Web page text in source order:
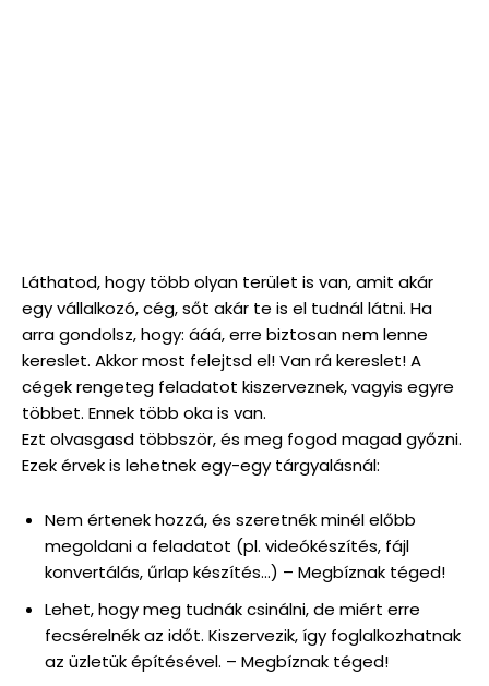
Láthatod, hogy több olyan terület is van, amit akár
egy vállalkozó, cég, sőt akár te is el tudnál látni. Ha
arra gondolsz, hogy: ááá, erre biztosan nem lenne
kereslet. Akkor most felejtsd el! Van rá kereslet! A
cégek rengeteg feladatot kiszerveznek, vagyis egyre
többet. Ennek több oka is van.
Ezt olvasgasd többször, és meg fogod magad győzni.
Ezek érvek is lehetnek egy-egy tárgyalásnál:
Nem értenek hozzá, és szeretnék minél előbb
megoldani a feladatot (pl. videókészítés, fájl
konvertálás, űrlap készítés…) – Megbíznak téged!
Lehet, hogy meg tudnák csinálni, de miért erre
fecsérelnék az időt. Kiszervezik, így foglalkozhatnak
az üzletük építésével. – Megbíznak téged!